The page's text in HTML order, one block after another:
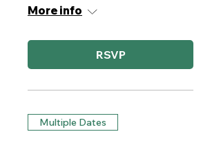
More info
RSVP
Multiple Dates